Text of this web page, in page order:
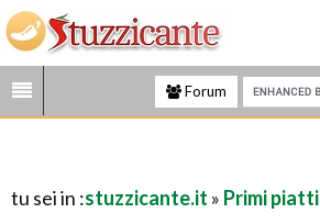
Forum
tu sei in :stuzzicante.it » Primi piatti